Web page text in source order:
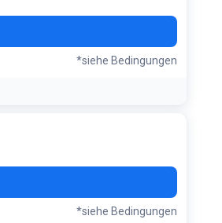
*siehe Bedingungen
*siehe Bedingungen